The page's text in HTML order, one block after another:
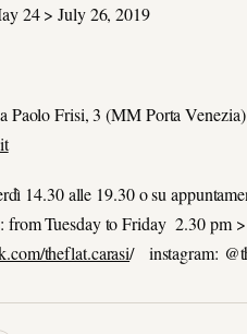
24 > July 26, 2019
Paolo Frisi, 3 (MM Porta
14.30 alle 19.30 o su
Tuesday to Friday 2.30 pm
theflat.carasi/ instagram: